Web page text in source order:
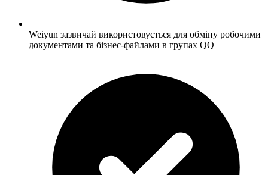
Weiyun зазвичай використовується для обміну робочими
документами та бізнес-файлами в групах QQ